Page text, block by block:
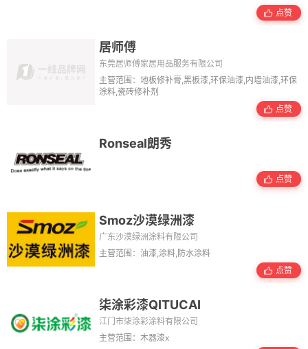
点赞
居师傅
东莞居师傅家居用品服务有限公司
主营范围：地板修补膏,黑板漆,环保油漆,内墙油漆,环保
涂料,瓷砖修补剂
点赞
Ronseal朗秀
点赞
Smoz沙漠绿洲漆
广东沙漠绿洲涂料有限公司
主营范围：油漆,涂料,防水涂料
点赞
柒涂彩漆QITUCAI
江门市柒涂彩涂料有限公司
主营范围：木器漆x